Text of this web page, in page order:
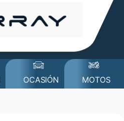
OCASIÓN MOTOS